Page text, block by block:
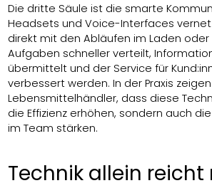
Die dritte Säule ist die smarte
Headsets und Voice-Interfaces
direkt mit den Abläufen im Laden oder
Aufgaben schneller verteilt,
übermittelt und der Service für
verbessert werden. In der Praxis
Lebensmittelhändler, dass diese
die Effizienz erhöhen, sondern auch
im Team stärken.
Technik allein reicht